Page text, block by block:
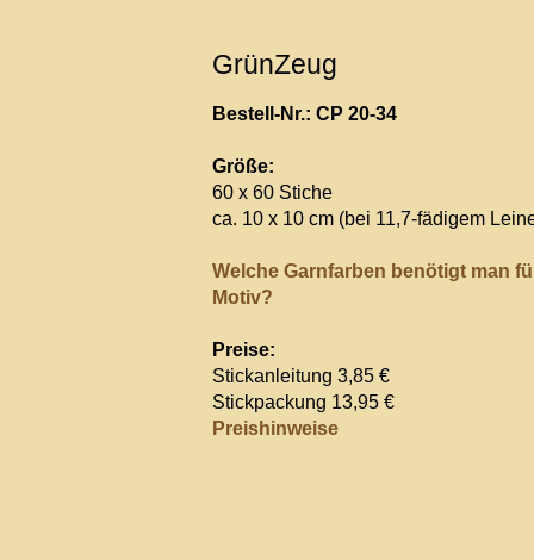
GrünZeug
Bestell-Nr.: CP 20-34
Größe:
60 x 60 Stiche
ca. 10 x 10 cm (bei 11,7-fädigem
Welche Garnfarben benötigt man
Motiv?
Preise:
Stickanleitung 3,85 €
Stickpackung 13,95 €
Preishinweise